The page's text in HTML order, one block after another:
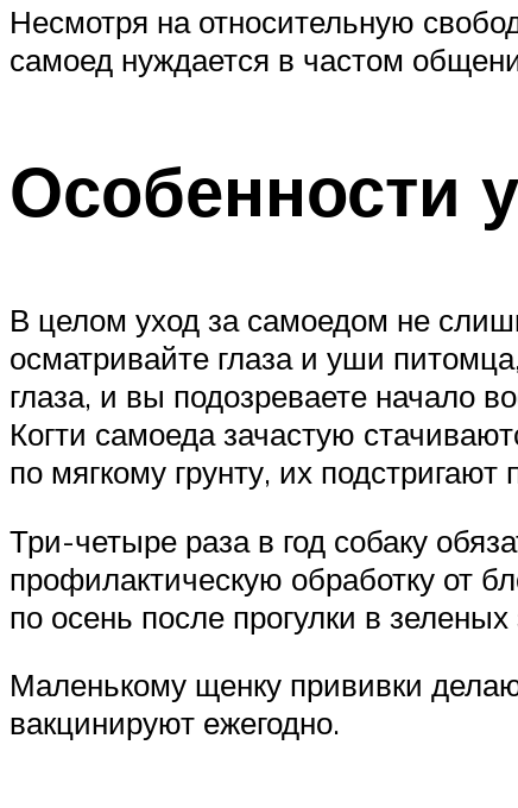
Несмотря на относительную
самоед нуждается в частом
Особенности
В целом уход за самоедом не
осматривайте глаза и уши
глаза, и вы подозреваете начало
Когти самоеда зачастую
по мягкому грунту, их подстригают
Три-четыре раза в год собаку
профилактическую обработку от
по осень после прогулки в
Маленькому щенку прививки
вакцинируют ежегодно.